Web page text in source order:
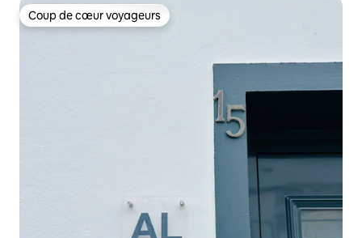
Coup de cœur voyageurs
Coup de cœur voyageurs